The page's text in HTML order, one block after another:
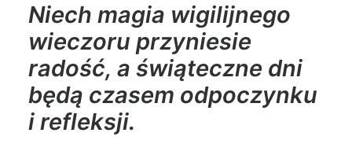
Niech magia wigilijnego
wieczoru przyniesie
radość, a świąteczne dni
będą czasem odpoczynku
i refleksji.